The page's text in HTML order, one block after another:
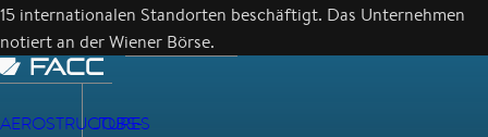
15 internationalen Standorten beschäftigt. Das Unternehmen
notiert an der Wiener Börse.
AEROSTRUCTURES
JOBS-